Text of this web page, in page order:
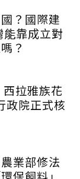
？國際建
能靠成立對
？
拉雅族花
政院正式核
業部修法
保飼料」